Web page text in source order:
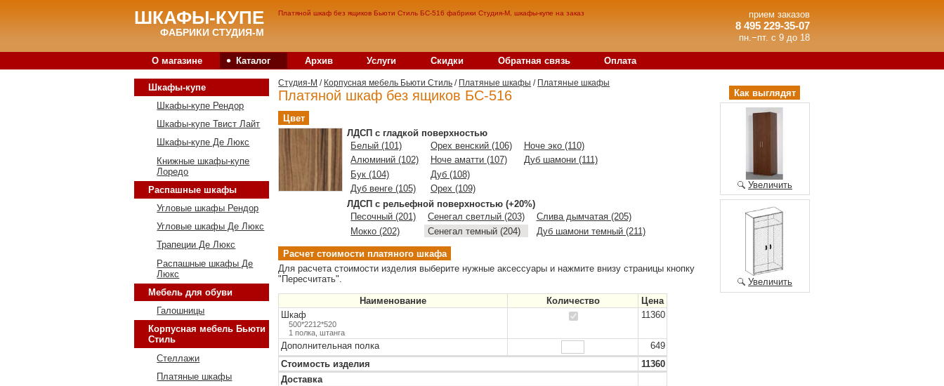
Платяной шкаф без ящиков Бьюти Стиль БС-516 фабрики Студия-М, шкафы-купе на заказ
ШКАФЫ-КУПЕ
ФАБРИКИ СТУДИЯ-М
прием заказов
8 495 229-35-07
пн.−пт. с 9 до 18
О магазине • Каталог Архив Услуги Скидки Обратная связь Оплата
Студия-M / Корпусная мебель Бьюти Стиль / Платяные шкафы / Платяные шкафы
Платяной шкаф без ящиков БС-516
Цвет
ЛДСП с гладкой поверхностью
Белый (101)
Алюминий (102)
Бук (104)
Дуб венге (105)
Орех венский (106)
Ноче аматти (107)
Дуб (108)
Орех (109)
Ноче эко (110)
Дуб шамони (111)
ЛДСП с рельефной поверхностью (+20%)
Песочный (201)
Мокко (202)
Сенегал светлый (203)
Сенегал темный (204)
Слива дымчатая (205)
Дуб шамони темный (211)
Расчет стоимости платяного шкафа
Для расчета стоимости изделия выберите нужные аксессуары и нажмите внизу страницы кнопку
"Пересчитать".
Наименование Количество
Цена
Шкаф
500*2212*520
1 полка, штанга
11360
Дополнительная полка
649
Стоимость изделия
11360
Доставка
Как выглядят
Увеличить
Увеличить
Шкафы-купе
Шкафы-купе Рендор
Шкафы-купе Твист Лайт
Шкафы-купе Де Люкс
Книжные шкафы-купе
Лоредо
Распашные шкафы
Угловые шкафы Рендор
Угловые шкафы Де Люкс
Трапеции Де Люкс
Распашные шкафы Де
Люкс
Мебель для обуви
Галошницы
Корпусная мебель Бьюти
Стиль
Стеллажи
Платяные шкафы